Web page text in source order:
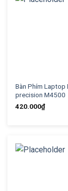
Bàn Phím Laptop
precision M4500
420.000₫